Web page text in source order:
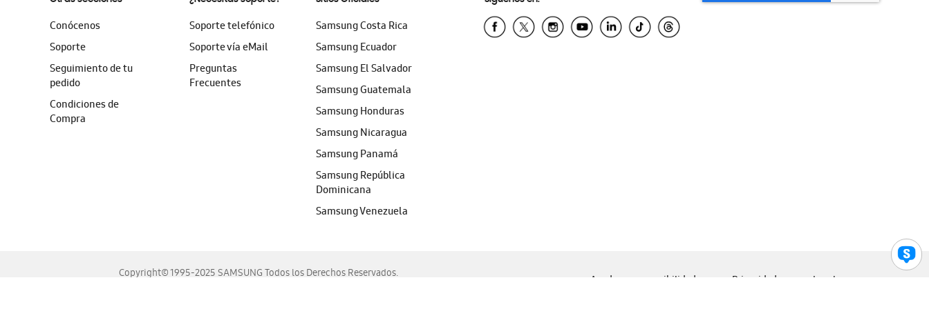
Conócenos
Soporte
Seguimiento de tu
pedido
Condiciones de
Compra
Soporte telefónico
Soporte vía eMail
Preguntas
Frecuentes
Samsung Costa Rica
Samsung Ecuador
Samsung El Salvador
Samsung Guatemala
Samsung Honduras
Samsung Nicaragua
Samsung Panamá
Samsung República
Dominicana
Samsung Venezuela
Copyright© 1995-2025 SAMSUNG Todos los Derechos Reservados.
Ayuda para accesibilidad Privacidad Legal